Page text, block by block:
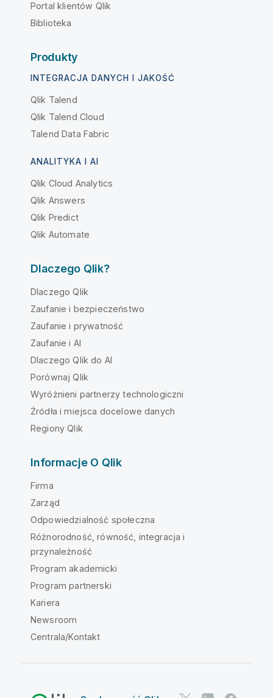
Portal klientów Qlik
Biblioteka
Produkty
INTEGRACJA DANYCH I JAKOŚĆ
Qlik Talend
Qlik Talend Cloud
Talend Data Fabric
ANALITYKA I AI
Qlik Cloud Analytics
Qlik Answers
Qlik Predict
Qlik Automate
Dlaczego Qlik?
Dlaczego Qlik
Zaufanie i bezpieczeństwo
Zaufanie i prywatność
Zaufanie i AI
Dlaczego Qlik do AI
Porównaj Qlik
Wyróżnieni partnerzy technologiczni
Źródła i miejsca docelowe danych
Regiony Qlik
Informacje O Qlik
Firma
Zarząd
Odpowiedzialność społeczna
Różnorodność, równość, integracja i
przynależność
Program akademicki
Program partnerski
Kariera
Newsroom
Centrala/Kontakt